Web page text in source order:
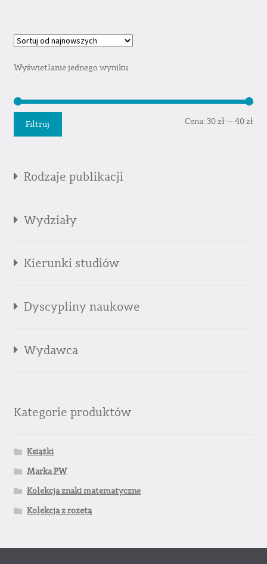
Wyświetlanie jednego wyniku
Filtruj Cena: 30 zł—40 zł
Rodzaje publikacji
Wydziały
Kierunki studiów
Dyscypliny naukowe
Wydawca
Kategorie produktów
Książki
Marka PW
Kolekcja znaki matematyczne
Kolekcja z rozetą